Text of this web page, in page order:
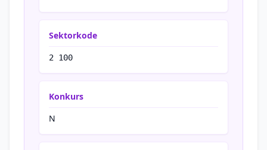
Sektorkode
2 100
Konkurs
N